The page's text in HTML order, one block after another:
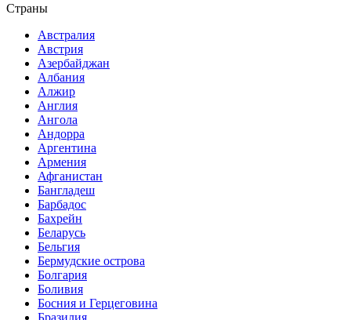
Страны
Австралия
Австрия
Азербайджан
Албания
Алжир
Англия
Ангола
Андорра
Аргентина
Армения
Афганистан
Бангладеш
Барбадос
Бахрейн
Беларусь
Бельгия
Бермудские острова
Болгария
Боливия
Босния и Герцеговина
Бразилия